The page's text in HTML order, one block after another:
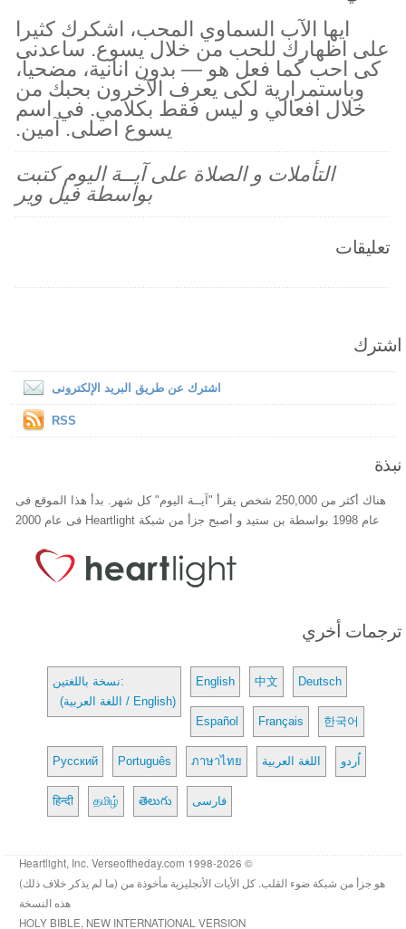
ايها الآب السماوي المحب، اشكرك كثيرا
على اظهارك للحب من خلال يسوع. ساعدنى
كى احب كما فعل هو — بدون انانية، مضحيا،
وباستمرارية لكى يعرف الآخرون بحبك من
خلال افعالي و ليس فقط بكلامي. في اسم
يسوع اصلى. آمين.
التأملات و الصلاة على آيــة اليوم كتبت
بواسطة فيل وير
تعليقات
اشترك
اشترك عن طريق البريد الإلكترونى
RSS
نبذة
هناك أكثر من 250,000 شخص يقرأ "آيــة اليوم" كل شهر. بدأ هذا الموقع فى
عام 1998 بواسطة بن ستيد و أصبح جزأ من شبكة Heartlight فى عام 2000
ترجمات أخري
نسخة باللغتين:
(اللغة العربية / English)
English 中文 Deutsch
Español Français 한국어
Русский Português ภาษาไทย اللغة العربية اُردو
हिन्दी தமிழ் తెలుగు فارسی
© 1998-2026 Heartlight, Inc. Verseoftheday.com
هو جزأ من شبكة ضوء القلب. كل الأيات الأنجليزية مأخوذة من (ما لم يذكر خلاف ذلك)
هذه النسخة
HOLY BIBLE, NEW INTERNATIONAL VERSION